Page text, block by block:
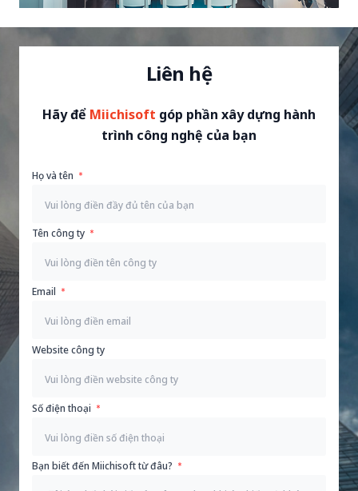
Liên hệ
Hãy để Miichisoft góp phần xây dựng hành
trình công nghệ của bạn
Họ và tên
Tên công ty
Email
Website công ty
Số điện thoại
Bạn biết đến Miichisoft từ đâu?